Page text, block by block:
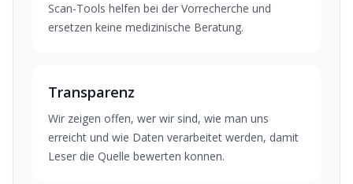
Scan-Tools helfen bei der Vorrecherche und
ersetzen keine medizinische Beratung.
Transparenz
Wir zeigen offen, wer wir sind, wie man uns
erreicht und wie Daten verarbeitet werden, damit
Leser die Quelle bewerten konnen.